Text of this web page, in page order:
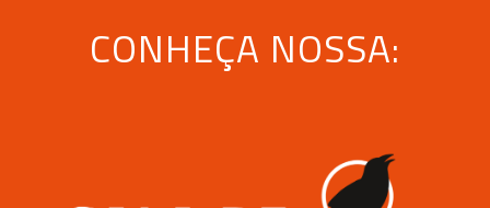
CONHEÇA NOSSA: